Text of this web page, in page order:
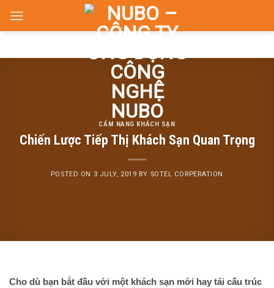
CẨM NANG KHÁCH SẠN
Chiến Lược Tiếp Thị Khách Sạn Quan Trọng
POSTED ON 3 JULY, 2019 BY SOTEL CORPERATION
Cho dù bạn bắt đầu với một khách sạn mới hay tái cấu trúc